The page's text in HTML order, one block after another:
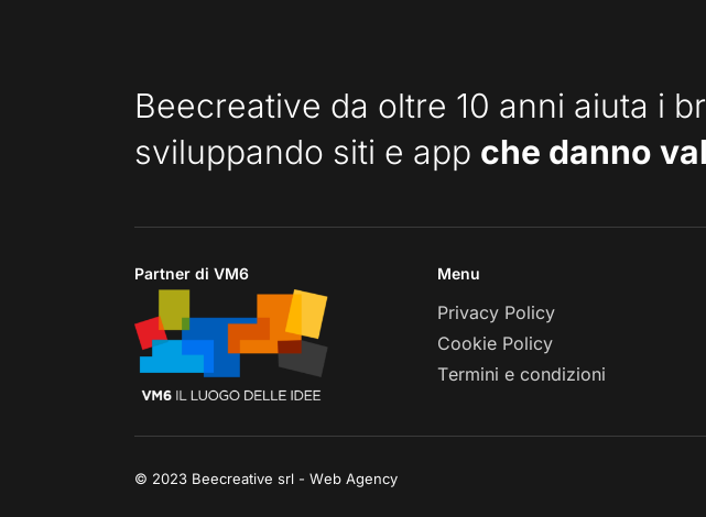
Beecreative da oltre 10 anni aiuta i
sviluppando siti e app che danno
Partner di VM6 Menu
Privacy Policy
Cookie Policy
Termini e condizioni
© 2023 Beecreative srl - Web Agency